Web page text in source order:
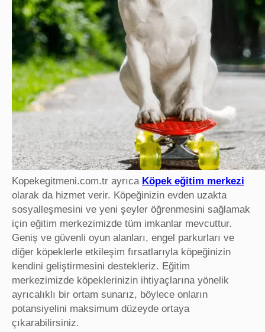
Kopekegitmeni.com.tr ayrıca Köpek eğitim merkezi
olarak da hizmet verir. Köpeğinizin evden uzakta
sosyalleşmesini ve yeni şeyler öğrenmesini sağlamak
için eğitim merkezimizde tüm imkanlar mevcuttur.
Geniş ve güvenli oyun alanları, engel parkurları ve
diğer köpeklerle etkileşim fırsatlarıyla köpeğinizin
kendini geliştirmesini destekleriz. Eğitim
merkezimizde köpeklerinizin ihtiyaçlarına yönelik
ayrıcalıklı bir ortam sunarız, böylece onların
potansiyelini maksimum düzeyde ortaya
çıkarabilirsiniz.